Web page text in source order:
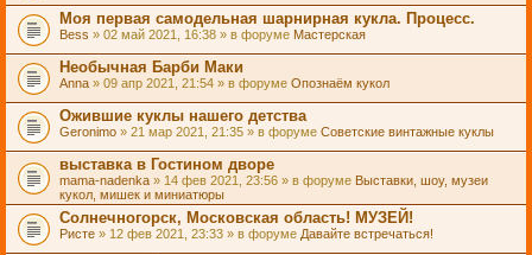
Моя первая самодельная шарнирная кукла. Процесс.
Bess » 02 май 2021, 16:38 » в форуме Мастерская
Необычная Барби Маки
Anna » 09 апр 2021, 21:54 » в форуме Опознаём кукол
Ожившие куклы нашего детства
Geronimo » 21 мар 2021, 21:35 » в форуме Советские винтажные куклы
выставка в Гостином дворе
mama-nadenka » 14 фев 2021, 23:56 » в форуме Выставки, шоу, музеи
кукол, мишек и миниатюры
Солнечногорск, Московская область! МУЗЕЙ!
Ристе » 12 фев 2021, 23:33 » в форуме Давайте встречаться!